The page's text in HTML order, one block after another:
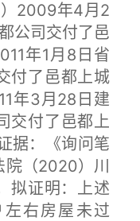
2009年4月2
公司交付了邑
年1月8日省
付了邑都上城
年3月28日建
交付了邑都上
据：《询问笔
（2020）川
拟证明：上述
右房屋未过